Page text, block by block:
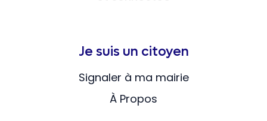
Je suis un citoyen
Signaler à ma mairie
À Propos